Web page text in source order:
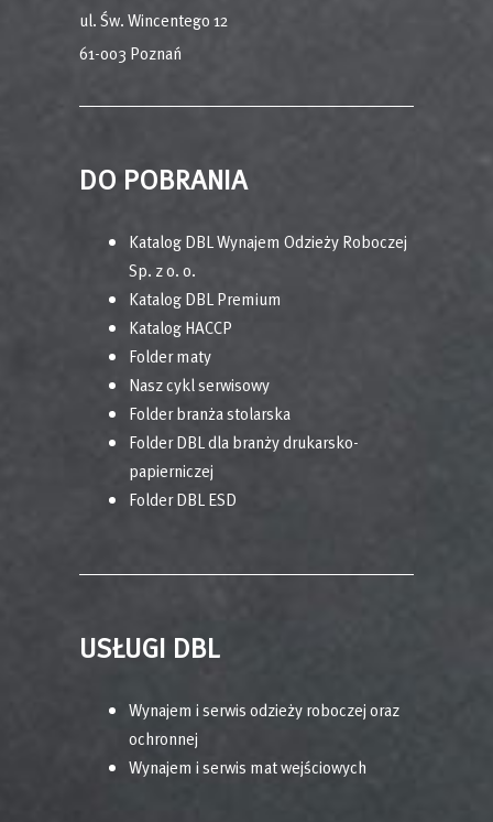
ul. Św. Wincentego 12
61-003 Poznań
DO POBRANIA
Katalog DBL Wynajem Odzieży Roboczej
Sp. z o. o.
Katalog DBL Premium
Katalog HACCP
Folder maty
Nasz cykl serwisowy
Folder branża stolarska
Folder DBL dla branży drukarsko-
papierniczej
Folder DBL ESD
USŁUGI DBL
Wynajem i serwis odzieży roboczej oraz
ochronnej
Wynajem i serwis mat wejściowych